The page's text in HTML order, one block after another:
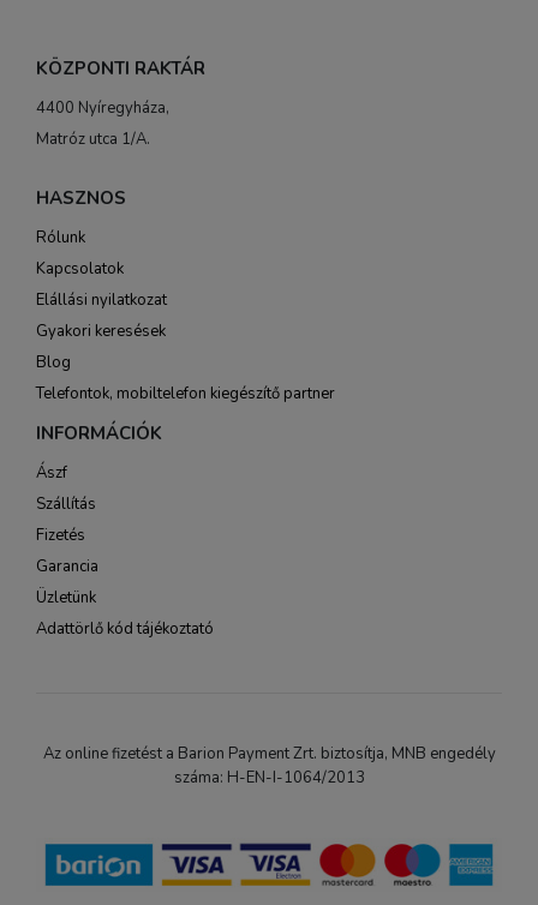
KÖZPONTI RAKTÁR
4400 Nyíregyháza,
Matróz utca 1/A.
HASZNOS
Rólunk
Kapcsolatok
Elállási nyilatkozat
Gyakori keresések
Blog
Telefontok, mobiltelefon kiegészítő partner
INFORMÁCIÓK
Ászf
Szállítás
Fizetés
Garancia
Üzletünk
Adattörlő kód tájékoztató
Az online fizetést a Barion Payment Zrt. biztosítja, MNB engedély
száma: H-EN-I-1064/2013